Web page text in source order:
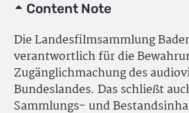
Content Note
Die Landesfilmsammlung
verantwortlich für die
Zugänglichmachung des
Bundeslandes. Das schließt
Sammlungs- und